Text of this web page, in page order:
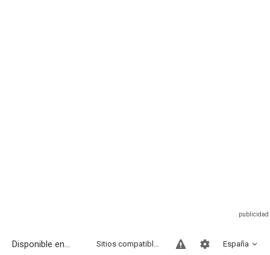
Disponible en... España
Sitios compatibles